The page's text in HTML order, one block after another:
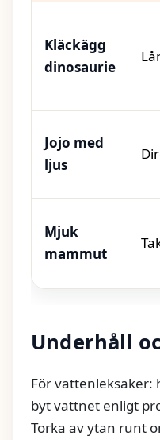
Kläckägg
dinosaurie
Jojo med
ljus
Mjuk
mammut
Underhåll
För vattenleksaker:
byt vattnet enligt
Torka av ytan runt